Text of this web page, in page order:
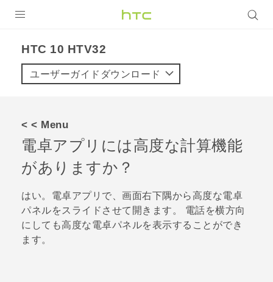
VIVE
VIVERSE
アプリ
サポート
Login
HTC 10 HTV32‎
ユーザーガイドダウンロード
< < Menu
電卓アプリには高度な計算機能
がありますか？
はい。 電卓アプリで、画面右下隅から高度な電卓
パネルをスライドさせて開きます。 電話を横方向
にしても高度な電卓パネルを表示することができ
ます。